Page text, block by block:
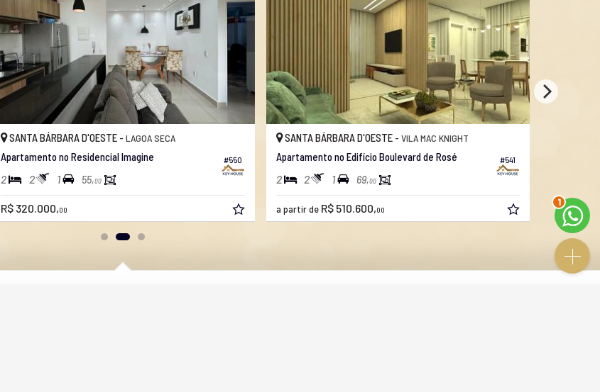
#550
SANTA BÁRBARA D'OESTE -LAGOA SECA
Apartamento no Residencial Imagine
2 2 1 55,00
R$ 320.000,00
#541
SANTA BÁRBARA D'OESTE - VILA MAC KNIGHT
Apartamento no Edifício Boulevard de Rosé
2 2 1 69,00
a partir de R$ 510.600,00 a partir de